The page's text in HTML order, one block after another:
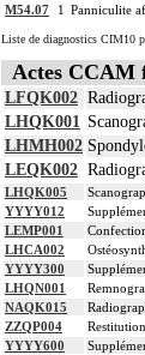
M54.07
1 Panniculite
Liste de diagnostics CIM10
Actes CCAM
LFQK002
LHQK001
LHMH002
LEQK002
LHQK005
YYYY012
LEMP001
LHCA002
YYYY300
LHQN001
NAQK015
ZZQP004
YYYY600